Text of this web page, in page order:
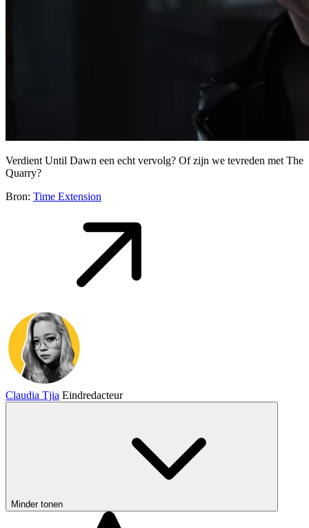
Verdient Until Dawn een echt vervolg? Of zijn we tevreden met The
Quarry?
Bron: Time Extension
Claudia Tjia Eindredacteur
Minder tonen